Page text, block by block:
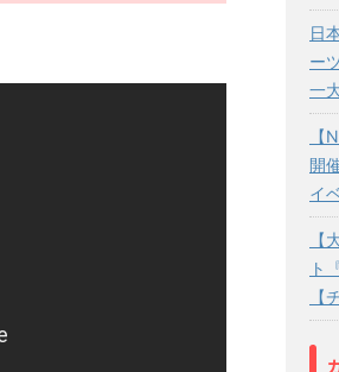
日
ー
一
【
開
イ
【
ト
【